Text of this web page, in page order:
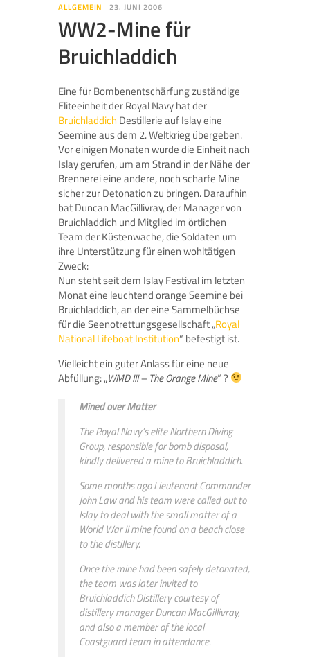
ALLGEMEIN 23. JUNI 2006
WW2-Mine für
Bruichladdich
Eine für Bombenentschärfung zuständige
Eliteeinheit der Royal Navy hat der
Bruichladdich Destillerie auf Islay eine
Seemine aus dem 2. Weltkrieg übergeben.
Vor einigen Monaten wurde die Einheit nach
Islay gerufen, um am Strand in der Nähe der
Brennerei eine andere, noch scharfe Mine
sicher zur Detonation zu bringen. Daraufhin
bat Duncan MacGillivray, der Manager von
Bruichladdich und Mitglied im örtlichen
Team der Küstenwache, die Soldaten um
ihre Unterstützung für einen wohltätigen
Zweck:
Nun steht seit dem Islay Festival im letzten
Monat eine leuchtend orange Seemine bei
Bruichladdich, an der eine Sammelbüchse
für die Seenotrettungsgesellschaft „Royal
National Lifeboat Institution“ befestigt ist.
Vielleicht ein guter Anlass für eine neue
Abfüllung: „WMD III – The Orange Mine“ ?
Mined over Matter
The Royal Navy’s elite Northern Diving
Group, responsible for bomb disposal,
kindly delivered a mine to Bruichladdich.
Some months ago Lieutenant Commander
John Law and his team were called out to
Islay to deal with the small matter of a
World War II mine found on a beach close
to the distillery.
Once the mine had been safely detonated,
the team was later invited to
Bruichladdich Distillery courtesy of
distillery manager Duncan MacGillivray,
and also a member of the local
Coastguard team in attendance.